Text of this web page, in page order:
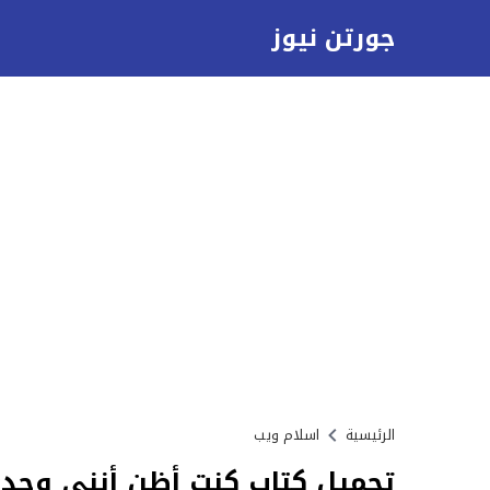
جورتن نيوز
الرئيسية اسلام ويب